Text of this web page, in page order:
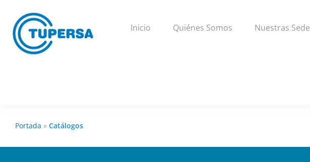
Inicio Quiénes Somos Nuestras
Portada » Catálogos